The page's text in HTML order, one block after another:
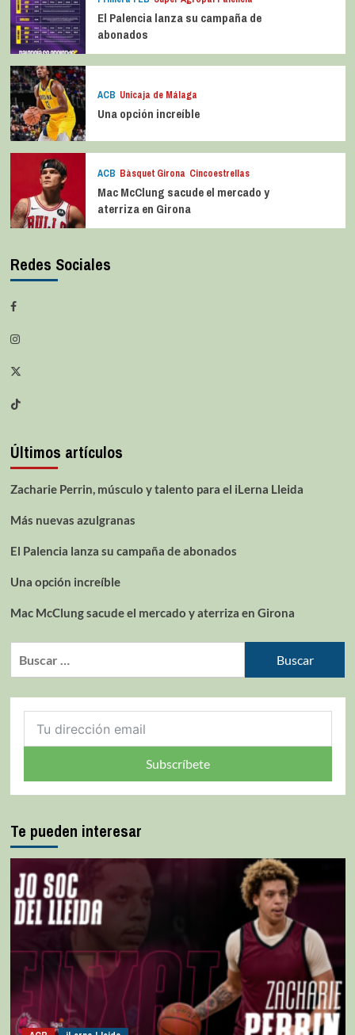
El Palencia lanza su campaña de
abonados
ACB Unicaja de Málaga
Una opción increíble
ACB Bàsquet Girona Cincoestrellas
Mac McClung sacude el mercado y
aterriza en Girona
Redes Sociales
Últimos artículos
Zacharie Perrin, músculo y talento para el iLerna Lleida
Más nuevas azulgranas
El Palencia lanza su campaña de abonados
Una opción increíble
Mac McClung sacude el mercado y aterriza en Girona
Subscríbete
Te pueden interesar